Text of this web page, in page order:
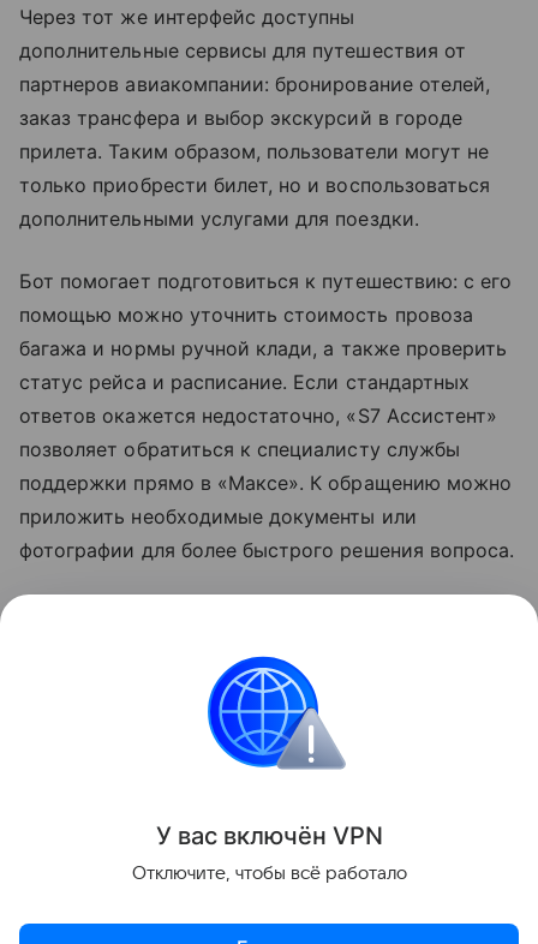
Через тот же интерфейс доступны
дополнительные сервисы для путешествия от
партнеров авиакомпании: бронирование отелей,
заказ трансфера и выбор экскурсий в городе
прилета. Таким образом, пользователи могут не
только приобрести билет, но и воспользоваться
дополнительными услугами для поездки.
Бот помогает подготовиться к путешествию: с его
помощью можно уточнить стоимость провоза
багажа и нормы ручной клади, а также проверить
статус рейса и расписание. Если стандартных
ответов окажется недостаточно, «S7 Ассистент»
позволяет обратиться к специалисту службы
поддержки прямо в «Максе». К обращению можно
приложить необходимые документы или
фотографии для более быстрого решения вопроса.
Мессенджер MAX
Поделиться
У вас включён VPN
Отключите, чтобы всё работало